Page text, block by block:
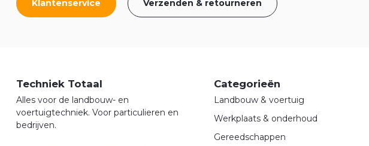
Klantenservice Verzenden & retourneren
Techniek Totaal
Alles voor de landbouw- en
voertuigtechniek. Voor particulieren en
bedrijven.
Categorieën
Landbouw & voertuig
Werkplaats & onderhoud
Gereedschappen